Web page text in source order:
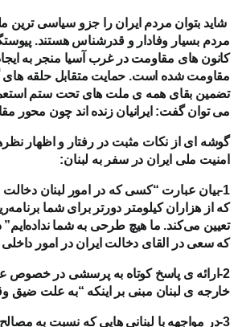
شاید بتوان مردم ایران را جزو سیاسی ترین
مردم بسیار وفادار و قدرشناس هستند.
کانون های مقاومت در غرب آسیا منجر به
مقاومت شده است. حمایت متقابل حلقه های
تضمین بقای همه ی ملت های تحت ستم
می توان گفت: ایرانیان زنده اند چون محور
گوشه ای از نکات مثبت در رفتار و اظهار
امنیت ملی ایران در سفر به لبنان:
1-بیان عبارت “کسی که در امور لبنان
که از هزاران کیلومتر دورتر برای شما
تعیین می‌کند. ما هیچ طرحی به شما نداده‌ایم”
که سعی در القای دخالت ایران در امور
2-ارائه ی پاسخ کوتاه به پرسشی در خصوص
خارجه ی لبنان مبنی بر اینکه “به علت ضیق
3-در مواجهه با لبنانی هایی که نسبت به